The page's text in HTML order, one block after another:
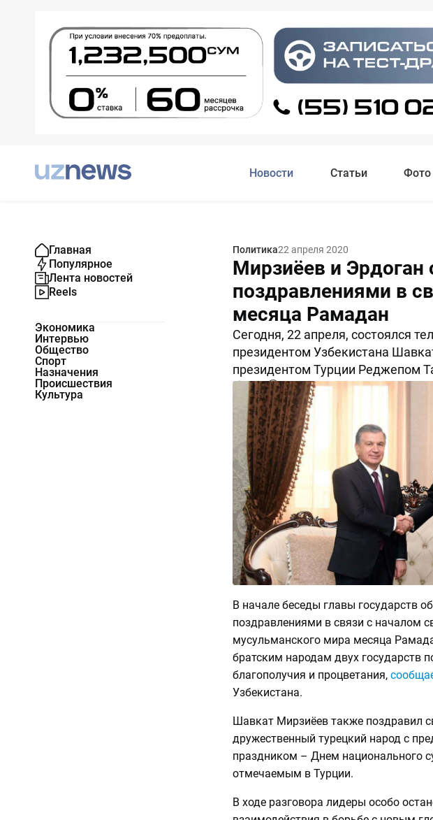
Новости Статьи Фото
Главная
Популярное
Лента новостей
Reels
Экономика
Интервью
Общество
Спорт
Назначения
Происшествия
Культура
Политика22 апреля 2020
Мирзиёев и Эрдоган
поздравлениями в
месяца Рамадан
Сегодня, 22 апреля, состоялся
президентом Узбекистана
президентом Турции Реджепом
4801 0
В начале беседы главы государств
поздравлениями в связи с началом
мусульманского мира месяца
братским народам двух государств
благополучия и процветания,
Узбекистана.
Шавкат Мирзиёев также поздравил
дружественный турецкий народ с
праздником – Днем национального
отмечаемым в Турции.
В ходе разговора лидеры особо